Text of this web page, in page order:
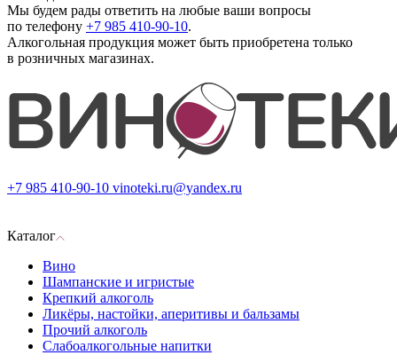
Мы будем рады ответить на любые ваши вопросы
по телефону +7 985 410-90-10.
Алкогольная продукция может быть приобретена только
в розничных магазинах.
+7 985 410-90-10 vinoteki.ru@yandex.ru
Каталог
Вино
Шампанские и игристые
Крепкий алкоголь
Ликёры, настойки, аперитивы и бальзамы
Прочий алкоголь
Слабоалкогольные напитки